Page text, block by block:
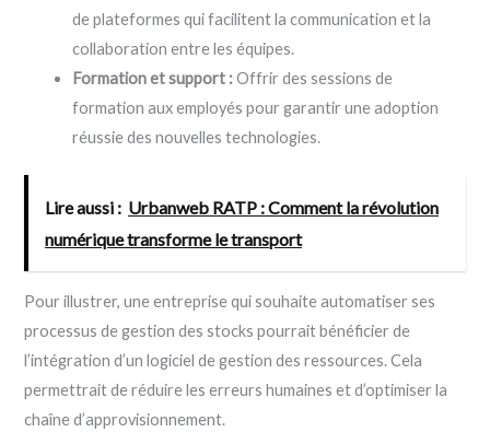
de plateformes qui facilitent la communication et la
collaboration entre les équipes.
Formation et support :Offrir des sessions de
formation aux employés pour garantir une adoption
réussie des nouvelles technologies.
Lire aussi : Urbanweb RATP : Comment la révolution
numérique transforme le transport
Pour illustrer, une entreprise qui souhaite automatiser ses
processus de gestion des stocks pourrait bénéficier de
l’intégration d’un logiciel de gestion des ressources. Cela
permettrait de réduire les erreurs humaines et d’optimiser la
chaîne d’approvisionnement.